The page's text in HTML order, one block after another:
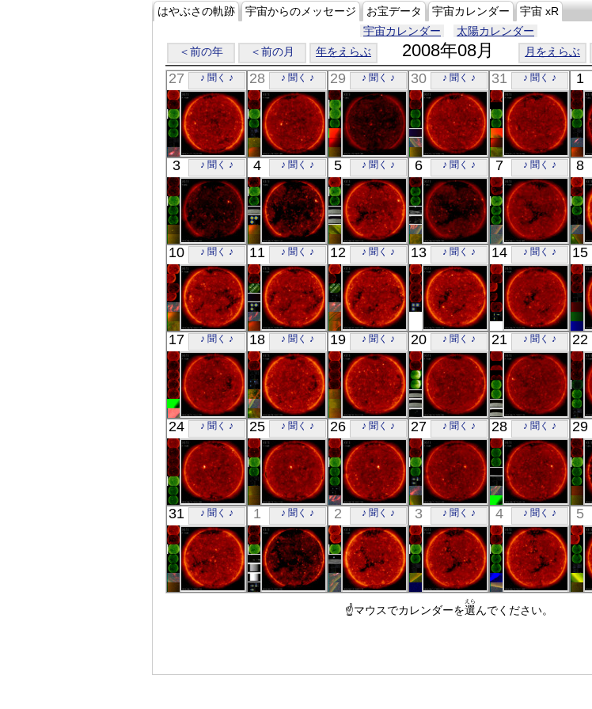
はやぶさの軌跡 宇宙からのメッセージ お宝データ 宇宙カレンダー
宇宙 xR
宇宙カレンダー
太陽カレンダー
＜前の年
＜前の月 年をえらぶ 2008年08月 月をえらぶ
27 ♪ 聞く ♪
「ひので」
05:54:06
X線
28 ♪ 聞く ♪
「ひので」
06:02:38
X線
29 ♪ 聞く ♪
「ひので」
18:21:08
X線
30 ♪ 聞く ♪
「ひので」
06:06:37
X線
31 ♪ 聞く ♪
「ひので」
06:15:04
X線
1
3 ♪ 聞く ♪
「ひので」
06:27:30
X線
4 ♪ 聞く ♪
「ひので」
18:02:03
X線
5 ♪ 聞く ♪
「ひので」
06:02:05
X線
6 ♪ 聞く ♪
「ひので」
18:25:09
X線
7 ♪ 聞く ♪
「ひので」
05:56:38
X線
8
10 ♪ 聞く ♪
「ひので」
06:02:07
X線
11 ♪ 聞く ♪
「ひので」
06:28:36
X線
12 ♪ 聞く ♪
「ひので」
06:02:06
X線
13 ♪ 聞く ♪
「ひので」
06:05:07
X線
14 ♪ 聞く ♪
「ひので」
05:39:06
X線
15
17 ♪ 聞く ♪
「ひので」
05:53:06
X線
18 ♪ 聞く ♪
「ひので」
06:02:06
X線
19 ♪ 聞く ♪
「ひので」
06:33:05
X線
20 ♪ 聞く ♪
「ひので」
06:05:08
X線
21 ♪ 聞く ♪
「ひので」
06:09:07
X線
22
24 ♪ 聞く ♪
「ひので」
06:43:08
X線
25 ♪ 聞く ♪
「ひので」
05:57:05
X線
26 ♪ 聞く ♪
「ひので」
06:02:06
X線
27 ♪ 聞く ♪
「ひので」
05:33:33
X線
28 ♪ 聞く ♪
「ひので」
05:55:03
X線
29
31 ♪ 聞く ♪ 1 ♪ 聞く ♪ 2 ♪ 聞く ♪
06:01:07
3 ♪ 聞く ♪
「ひので」
06:03:37
4 ♪ 聞く ♪
05:37:36
5
☝マウスでカレンダーを選
えら
んでください。